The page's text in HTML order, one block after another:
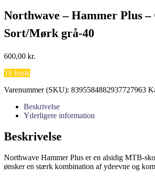
Northwave – Hammer Plus –
Sort/Mørk grå-40
600,00 kr.
Til butik
Varenummer (SKU): 8395584882937727963
Beskrivelse
Yderligere information
Beskrivelse
Northwave Hammer Plus er en alsidig MTB-
ønsker en stærk kombination af ydeevne og